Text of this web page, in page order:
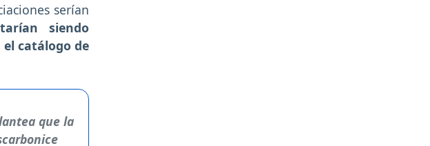
serían
siendo
catálogo de
que la